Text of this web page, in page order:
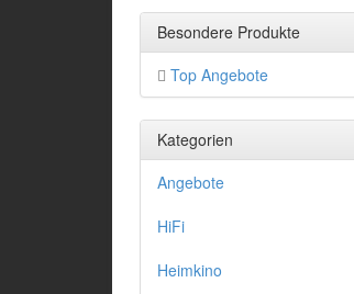
Besondere Produkte
Top Angebote
Kategorien
Angebote
HiFi
Heimkino